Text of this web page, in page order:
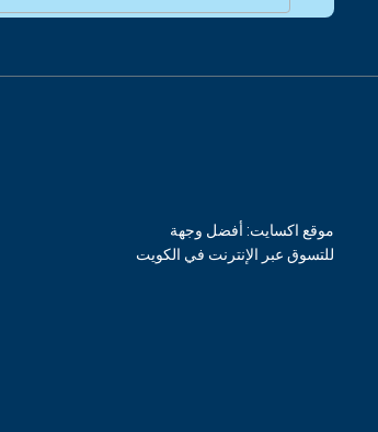
موقع اكسايت: أفضل وجهة
للتسوق عبر الإنترنت في الكويت